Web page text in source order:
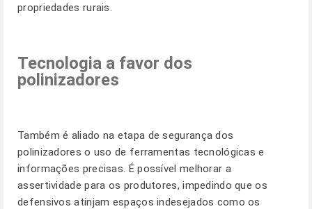
propriedades rurais.
Tecnologia a favor dos
polinizadores
Também é aliado na etapa de segurança dos
polinizadores o uso de ferramentas tecnológicas e
informações precisas. É possível melhorar a
assertividade para os produtores, impedindo que os
defensivos atinjam espaços indesejados como os